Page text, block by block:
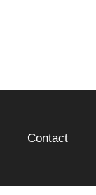
Contact